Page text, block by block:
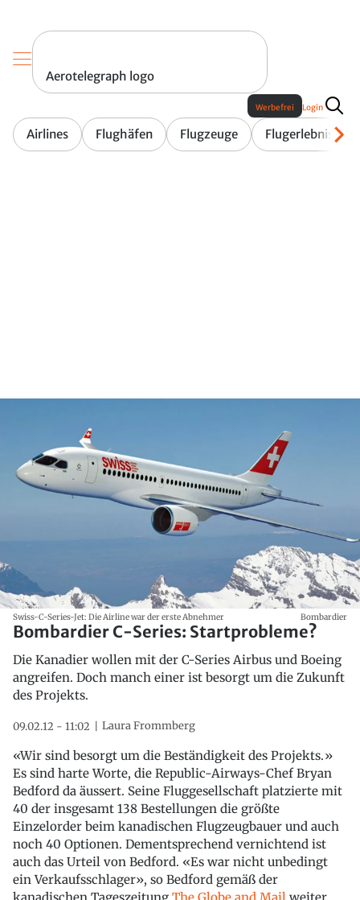
Aerotelegraph logo
Airlines Flughäfen Flugzeuge Flugerlebnis
Werbefrei Login
Swiss-C-Series-Jet: Die Airline war der erste Abnehmer Bombardier
Bombardier C-Series: Startprobleme?
Die Kanadier wollen mit der C-Series Airbus und Boeing
angreifen. Doch manch einer ist besorgt um die Zukunft
des Projekts.
09.02.12 - 11:02 Laura Frommberg
«Wir sind besorgt um die Beständigkeit des Projekts.»
Es sind harte Worte, die Republic-Airways-Chef Bryan
Bedford da äussert. Seine Fluggesellschaft platzierte mit
40 der insgesamt 138 Bestellungen die größte
Einzelorder beim kanadischen Flugzeugbauer und auch
noch 40 Optionen. Dementsprechend vernichtend ist
auch das Urteil von Bedford. «Es war nicht unbedingt
ein Verkaufsschlager», so Bedford gemäß der